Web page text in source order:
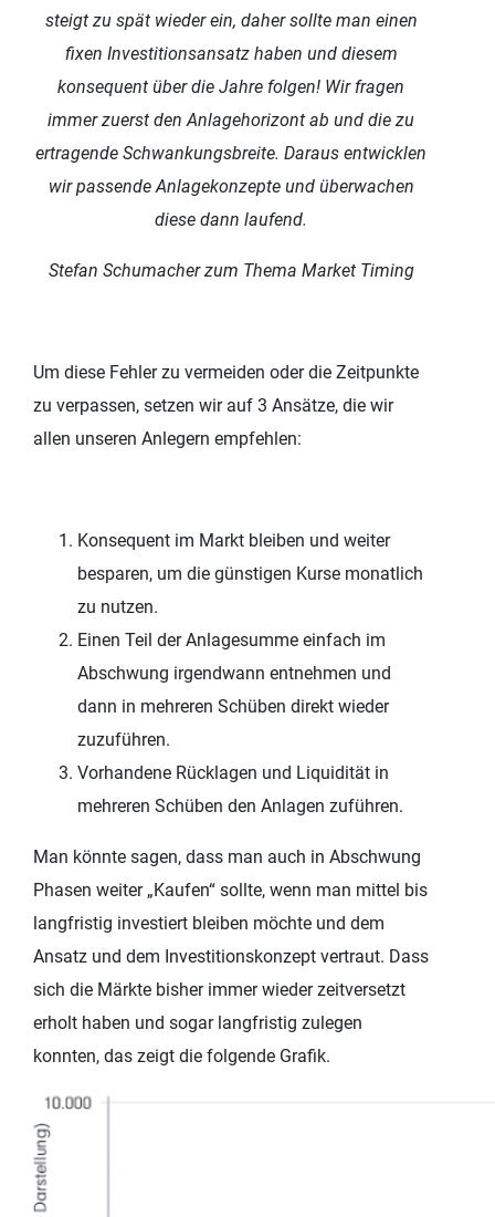
steigt zu spät wieder ein, daher sollte man einen
fixen Investitionsansatz haben und diesem
konsequent über die Jahre folgen! Wir fragen
immer zuerst den Anlagehorizont ab und die zu
ertragende Schwankungsbreite. Daraus entwicklen
wir passende Anlagekonzepte und überwachen
diese dann laufend.
Stefan Schumacher zum Thema Market Timing
Um diese Fehler zu vermeiden oder die Zeitpunkte
zu verpassen, setzen wir auf 3 Ansätze, die wir
allen unseren Anlegern empfehlen:
Konsequent im Markt bleiben und weiter
besparen, um die günstigen Kurse monatlich
zu nutzen.
Einen Teil der Anlagesumme einfach im
Abschwung irgendwann entnehmen und
dann in mehreren Schüben direkt wieder
zuzuführen.
Vorhandene Rücklagen und Liquidität in
mehreren Schüben den Anlagen zuführen.
Man könnte sagen, dass man auch in Abschwung
Phasen weiter „Kaufen“ sollte, wenn man mittel bis
langfristig investiert bleiben möchte und dem
Ansatz und dem Investitionskonzept vertraut. Dass
sich die Märkte bisher immer wieder zeitversetzt
erholt haben und sogar langfristig zulegen
konnten, das zeigt die folgende Grafik.